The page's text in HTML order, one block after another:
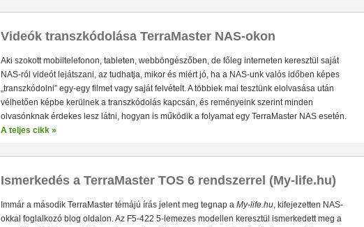
Videók transzkódolása TerraMaster NAS-okon
Aki szokott mobiltelefonon, tableten, webböngészőben, de főleg interneten keresztül saját
NAS-ról videót lejátszani, az tudhatja, mikor és miért jó, ha a NAS-unk valós időben képes
„transzkódolni” egy-egy filmet vagy saját felvételt. A többiek mai tesztünk elolvasása után
vélhetően képbe kerülnek a transzkódolás kapcsán, és reményeink szerint minden
olvasónknak érdekes lesz látni, hogyan is működik a folyamat egy TerraMaster NAS esetén.
A teljes cikk »
Ismerkedés a TerraMaster TOS 6 rendszerrel (My-life.hu)
Immár a második TerraMaster témájú írás jelent meg tegnap a My-life.hu, kifejezetten NAS-
okkal foglalkozó blog oldalon. Az F5-422 5-lemezes modellen keresztül ismerkedett meg a